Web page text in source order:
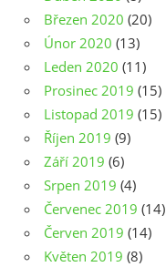
Březen 2020 (20)
Únor 2020 (13)
Leden 2020 (11)
Prosinec 2019 (15)
Listopad 2019 (15)
Říjen 2019 (9)
Září 2019 (6)
Srpen 2019 (4)
Červenec 2019 (14)
Červen 2019 (14)
Květen 2019 (8)